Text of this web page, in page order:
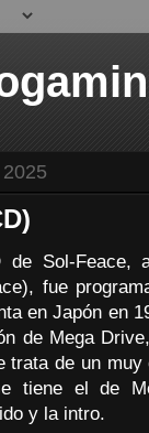
de Sol-
fue
en Japón en
de Mega
trata de un
tiene el de
y la intro.